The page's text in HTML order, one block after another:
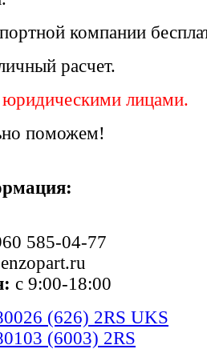
компании
расчет.
юридическими лицами.
поможем!
585-04-77
с 9:00-18:00
(626) 2RS UKS
(6003) 2RS